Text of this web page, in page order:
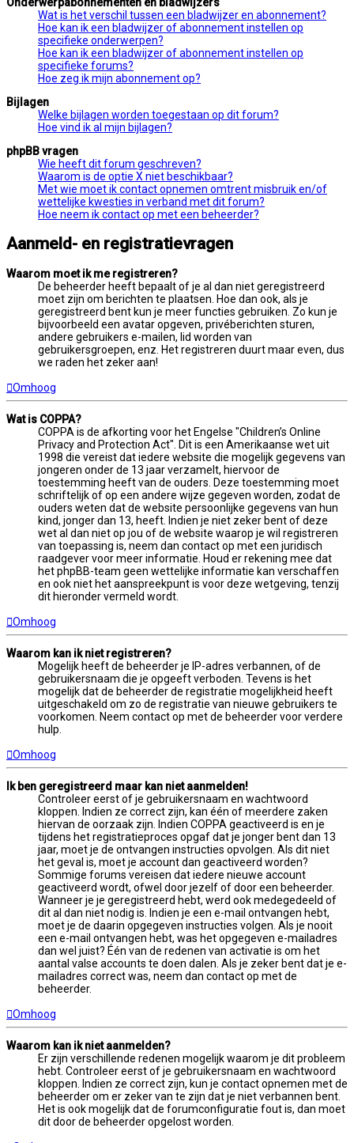
Wat is het verschil tussen een bladwijzer en abonnement?
Hoe kan ik een bladwijzer of abonnement instellen op
specifieke onderwerpen?
Hoe kan ik een bladwijzer of abonnement instellen op
specifieke forums?
Hoe zeg ik mijn abonnement op?
Bijlagen
Welke bijlagen worden toegestaan op dit forum?
Hoe vind ik al mijn bijlagen?
phpBB vragen
Wie heeft dit forum geschreven?
Waarom is de optie X niet beschikbaar?
Met wie moet ik contact opnemen omtrent misbruik en/of
wettelijke kwesties in verband met dit forum?
Hoe neem ik contact op met een beheerder?
Aanmeld- en registratievragen
Waarom moet ik me registreren?
De beheerder heeft bepaalt of je al dan niet geregistreerd
moet zijn om berichten te plaatsen. Hoe dan ook, als je
geregistreerd bent kun je meer functies gebruiken. Zo kun je
bijvoorbeeld een avatar opgeven, privéberichten sturen,
andere gebruikers e-mailen, lid worden van
gebruikersgroepen, enz. Het registreren duurt maar even, dus
we raden het zeker aan!
Omhoog
Wat is COPPA?
COPPA is de afkorting voor het Engelse "Children’s Online
Privacy and Protection Act". Dit is een Amerikaanse wet uit
1998 die vereist dat iedere website die mogelijk gegevens van
jongeren onder de 13 jaar verzamelt, hiervoor de
toestemming heeft van de ouders. Deze toestemming moet
schriftelijk of op een andere wijze gegeven worden, zodat de
ouders weten dat de website persoonlijke gegevens van hun
kind, jonger dan 13, heeft. Indien je niet zeker bent of deze
wet al dan niet op jou of de website waarop je wil registreren
van toepassing is, neem dan contact op met een juridisch
raadgever voor meer informatie. Houd er rekening mee dat
het phpBB-team geen wettelijke informatie kan verschaffen
en ook niet het aanspreekpunt is voor deze wetgeving, tenzij
dit hieronder vermeld wordt.
Omhoog
Waarom kan ik niet registreren?
Mogelijk heeft de beheerder je IP-adres verbannen, of de
gebruikersnaam die je opgeeft verboden. Tevens is het
mogelijk dat de beheerder de registratie mogelijkheid heeft
uitgeschakeld om zo de registratie van nieuwe gebruikers te
voorkomen. Neem contact op met de beheerder voor verdere
hulp.
Omhoog
Ik ben geregistreerd maar kan niet aanmelden!
Controleer eerst of je gebruikersnaam en wachtwoord
kloppen. Indien ze correct zijn, kan één of meerdere zaken
hiervan de oorzaak zijn. Indien COPPA geactiveerd is en je
tijdens het registratieproces opgaf dat je jonger bent dan 13
jaar, moet je de ontvangen instructies opvolgen. Als dit niet
het geval is, moet je account dan geactiveerd worden?
Sommige forums vereisen dat iedere nieuwe account
geactiveerd wordt, ofwel door jezelf of door een beheerder.
Wanneer je je geregistreerd hebt, werd ook medegedeeld of
dit al dan niet nodig is. Indien je een e-mail ontvangen hebt,
moet je de daarin opgegeven instructies volgen. Als je nooit
een e-mail ontvangen hebt, was het opgegeven e-mailadres
dan wel juist? Één van de redenen van activatie is om het
aantal valse accounts te doen dalen. Als je zeker bent dat je e-
mailadres correct was, neem dan contact op met de
beheerder.
Omhoog
Waarom kan ik niet aanmelden?
Er zijn verschillende redenen mogelijk waarom je dit probleem
hebt. Controleer eerst of je gebruikersnaam en wachtwoord
kloppen. Indien ze correct zijn, kun je contact opnemen met de
beheerder om er zeker van te zijn dat je niet verbannen bent.
Het is ook mogelijk dat de forumconfiguratie fout is, dan moet
dit door de beheerder opgelost worden.